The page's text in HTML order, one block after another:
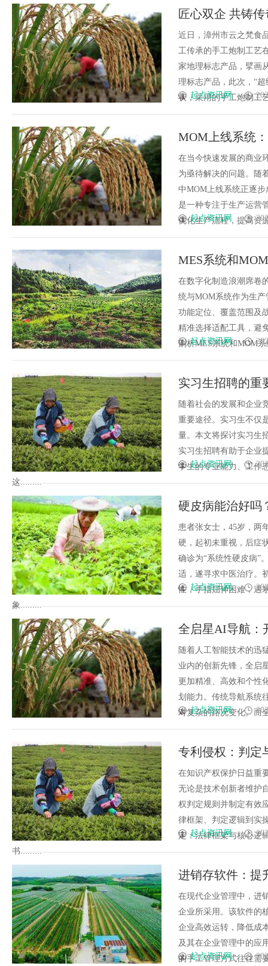
匠心双企 共铸
近日，漳州市云之梵食
工传承的手工炮制工艺
家地理标志产品，擘画
理标志产品，此次，“
状，采用的手工炮制工
起点资讯网
MOM上线系统
在当今快速发展的商业
为亟待解决的问题。随
中MOM上线系统正逐
是一种专注于生产运营
优化生产流程，提高资
起点资讯网
MES系统和
在数字化制造浪潮席卷
统与MOM系统作为生
功能定位、覆盖范围及
精准选择适配工具，避
剖析MES系统和MOM
起点资讯网
实习生招聘的重
随着社会的发展和企业
重要途径。实习生不仅
量。本文将探讨实习生
实习生招聘有助于企业
学生的专业能力、工作
这.........
起点资讯网
硬皮病能治好吗
患者张女士，45岁，两
硬，起初未重视，后症
确诊为“系统性硬皮病”
适，遂寻求中医治疗。
性，手指屈伸困难，遇
象.........
起点资讯网
全启星AI导航：
随着人工智能技术的迅
业内的创新先锋，全启
更加精准、高效和个性
划能力。传统导航系统
对复杂的路况变化。而
起点资讯网
专利侵权：判定
在知识产权保护日益重
无论是技术创新者维护
权判定规则并制定有效
律框架、判定逻辑到实
定：法律框架与核心逻
书.........
起点资讯网
进销存软件：提
在现代企业管理中，进
企业所采用。该软件的
企业高效运转，降低成
及其在企业管理中的应
的手工管理方式往往需
起点资讯网